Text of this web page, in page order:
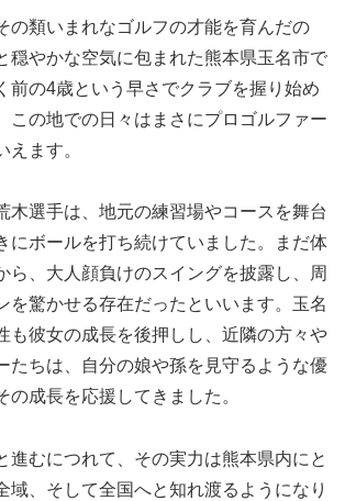
の類いまれなゴルフの才能を育んだの
穏やかな空気に包まれた熊本県玉名市で
前の4歳という早さでクラブを握り始め
この地での日々はまさにプロゴルファー
えます。
木選手は、地元の練習場やコースを舞台
にボールを打ち続けていました。まだ体
ら、大人顔負けのスイングを披露し、周
を驚かせる存在だったといいます。玉名
も彼女の成長を後押しし、近隣の方々や
たちは、自分の娘や孫を見守るような優
の成長を応援してきました。
進むにつれて、その実力は熊本県内にと
域、そして全国へと知れ渡るようになり